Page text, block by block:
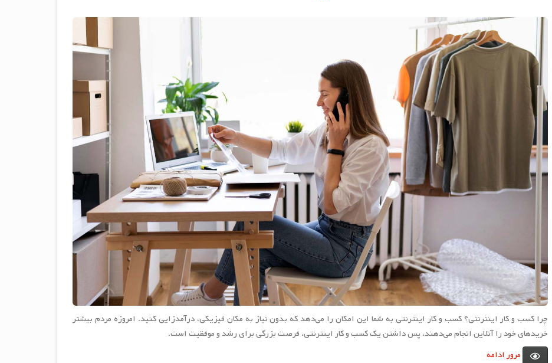
چرا کسب و کار اینترنتی؟ کسب و کار اینترنتی به شما این امکان را می‌دهد که بدون نیاز به مکان فیزیکی، درآمدزایی کنید. امروزه مردم بیشتر
خریدهای خود را آنلاین انجام می‌دهند، پس داشتن یک کسب و کار اینترنتی، فرصت بزرگی برای رشد و موفقیت است.
مرور ادامه